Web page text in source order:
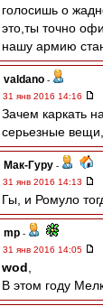
голосишь о
это,ты точно
нашу армию
valdano -
31 янв 2016 14:16
Зачем каркать
серьезные
Мак-Гуру -
31 янв 2016 14:13
Гы, и Ромуло
mp -
31 янв 2016 14:05
wod
В этом году